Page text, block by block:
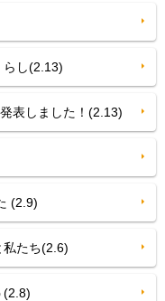
し(2.13)
表しました！(2.13)
(2.9)
たち(2.6)